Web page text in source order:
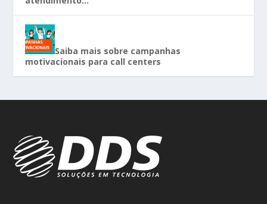
Saiba mais sobre campanhas
motivacionais para call centers